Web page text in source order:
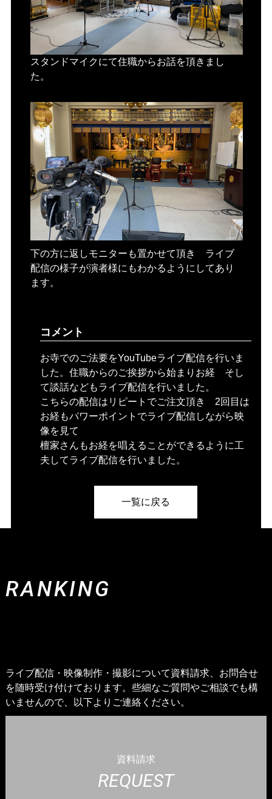
スタンドマイクにて住職からお話を頂きまし
た。
下の方に返しモニターも置かせて頂き ライブ
配信の様子が演者様にもわかるようにしてあり
ます。
コメント
お寺でのご法要をYouTubeライブ配信を行いま
した。住職からのご挨拶から始まりお経 そし
て談話などもライブ配信を行いました。
こちらの配信はリピートでご注文頂き 2回目は
お経もパワーポイントでライブ配信しながら映
像を見て
檀家さんもお経を唱えることができるように工
夫してライブ配信を行いました。
一覧に戻る
RANKING
ライブ配信・映像制作・撮影について資料請求、お問合せ
を随時受け付けております。些細なご質問やご相談でも構
いませんので、以下よりご連絡ください。
資料請求
REQUEST